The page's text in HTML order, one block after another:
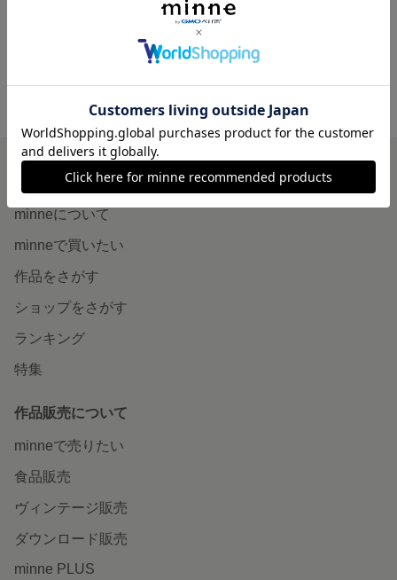
展示中
True Tree’s GALLERY の作品一覧
minneを知る
minneについて
minneで買いたい
作品をさがす
ショップをさがす
ランキング
特集
作品販売について
minneで売りたい
食品販売
ヴィンテージ販売
ダウンロード販売
minne PLUS